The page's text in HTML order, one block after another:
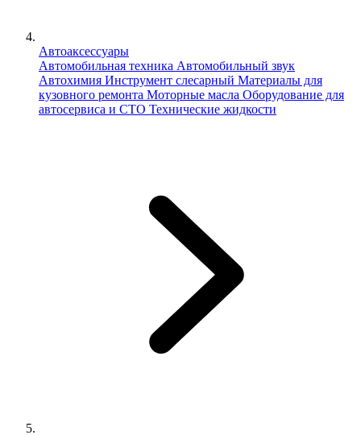
Автоаксессуары
Автомобильная техника Автомобильный звук
Автохимия Инструмент слесарный Материалы для
кузовного ремонта Моторные масла Оборудование для
автосервиса и СТО Технические жидкости